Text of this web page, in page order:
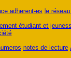
adherent-es le
étudiant et
notes de lecture